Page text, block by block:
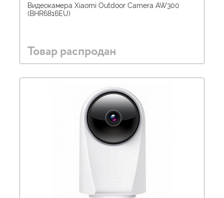
Видеокамера Xiaomi Outdoor Camera AW300
(BHR6816EU)
Товар распродан